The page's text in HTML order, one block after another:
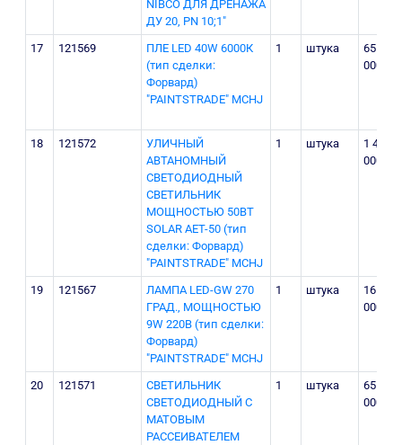
NIBCO ДЛЯ ДРЕНАЖА
ДУ 20, PN 10;1"
17 121569
ПЛЕ LED 40W 6000К
(тип сделки:
Форвард)
"PAINTSTRADE" MCHJ
1 штука
65
000
18 121572
УЛИЧНЫЙ
АВТАНОМНЫЙ
СВЕТОДИОДНЫЙ
СВЕТИЛЬНИК
МОЩНОСТЬЮ 50ВТ
SOLAR AET-50 (тип
сделки: Форвард)
"PAINTSTRADE" MCHJ
1 штука
1 400
000
19 121567
ЛАМПА LЕD-GW 270
ГРАД., МОЩНОСТЬЮ
9W 220В (тип сделки:
Форвард)
"PAINTSTRADE" MCHJ
1 штука
16
000
20 121571
СВЕТИЛЬНИК
СВЕТОДИОДНЫЙ С
МАТОВЫМ
РАССЕИВАТЕЛЕМ
1 штука
65
000